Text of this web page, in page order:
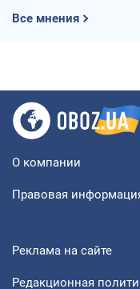
Все мнения
О компании
Правовая
Реклама на сайте
Редакционная